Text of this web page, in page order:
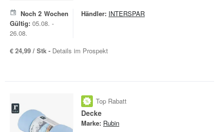
Noch 2 Wochen
Gültig: 05.08. -
26.08.
Händler: INTERSPAR
€ 24,99 / Stk - Details im Prospekt
Top Rabatt
Decke
Marke: Rubin